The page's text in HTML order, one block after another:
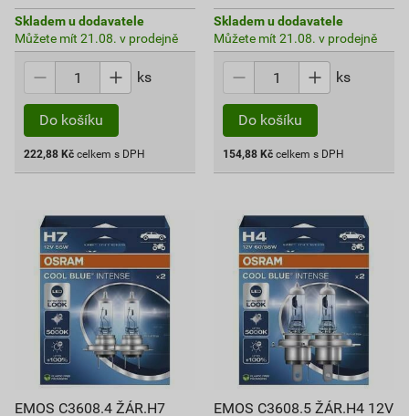
Skladem u dodavatele
Můžete mít 21.08. v prodejně
ks
Do košíku
222,88 Kč celkem s DPH
Skladem u dodavatele
Můžete mít 21.08. v prodejně
ks
Do košíku
154,88 Kč celkem s DPH
EMOS C3608.4 ŽÁR.H7 EMOS C3608.5 ŽÁR.H4 12V